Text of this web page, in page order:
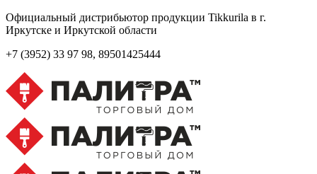
Официальный дистрибьютор продукции Tikkurila в г.
Иркутске и Иркутской области
+7 (3952) 33 97 98, 89501425444